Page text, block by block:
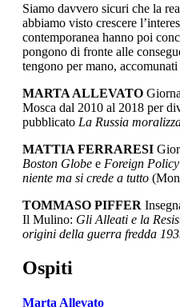
Siamo davvero sicuri che la
abbiamo visto crescere
contemporanea hanno poi
pongono di fronte alle
tengono per mano,
MARTA ALLEVATO
Mosca dal 2010 al 2018 per
pubblicato La Russia
MATTIA FERRARESI
Boston Globe e Foreign Policy
niente ma si crede a tutto
TOMMASO PIFFER
Il Mulino: Gli Alleati e la
origini della guerra fredda
Ospiti
Marta Allevato